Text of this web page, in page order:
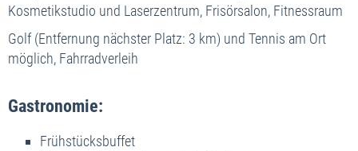
Kosmetikstudio und Laserzentrum, Frisörsalon, Fitnessraum
Golf (Entfernung nächster Platz: 3 km) und Tennis am Ort
möglich, Fahrradverleih
Gastronomie:
Frühstücksbuffet